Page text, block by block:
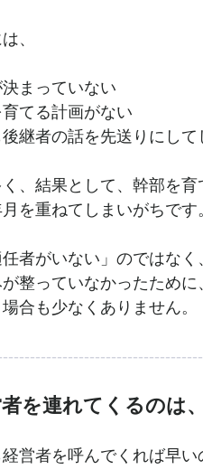
、
まっていない
てる計画がない
継者の話を先送りにして
、結果として、幹部を育
を重ねてしまいがちです
者がいない」のではなく
が整っていなかったため
合も少なくありません。
を連れてくるのは
営者を呼んでくれば早い